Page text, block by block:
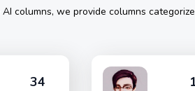
AI columns, we provide columns
34